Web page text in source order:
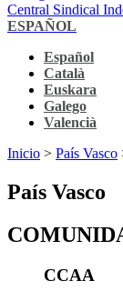
Central Sindical
ESPAÑOL
Español
Català
Euskara
Galego
Valencià
Inicio > País Vasco
País Vasco
CCAA